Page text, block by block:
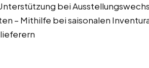
bei
– Mithilfe bei saisonalen